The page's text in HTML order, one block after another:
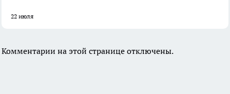
22 июля
Комментарии на этой странице отключены.